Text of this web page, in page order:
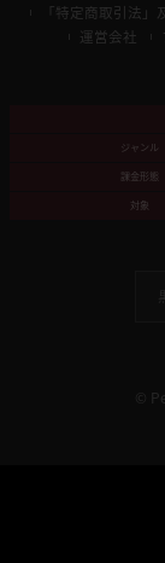
「特定商取引法
運営会社
ジャンル
課金形態
対象
©